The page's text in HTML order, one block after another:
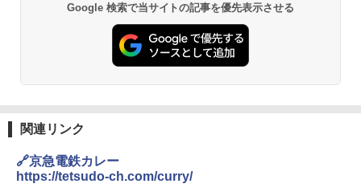
Google 検索で当サイトの記事を優先表示させる
関連リンク
🔗京急電鉄カレー
https://tetsudo-ch.com/curry/